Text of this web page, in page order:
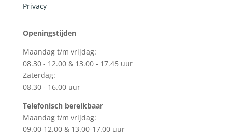
Privacy
Openingstijden
Maandag t/m vrijdag:
08.30 - 12.00 & 13.00 - 17.45 uur
Zaterdag:
08.30 - 16.00 uur
Telefonisch bereikbaar
Maandag t/m vrijdag:
09.00-12.00 & 13.00-17.00 uur